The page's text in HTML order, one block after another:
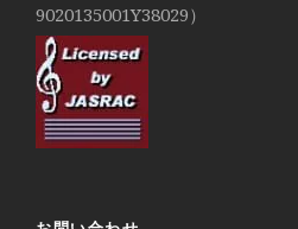
9020135001Y38029）